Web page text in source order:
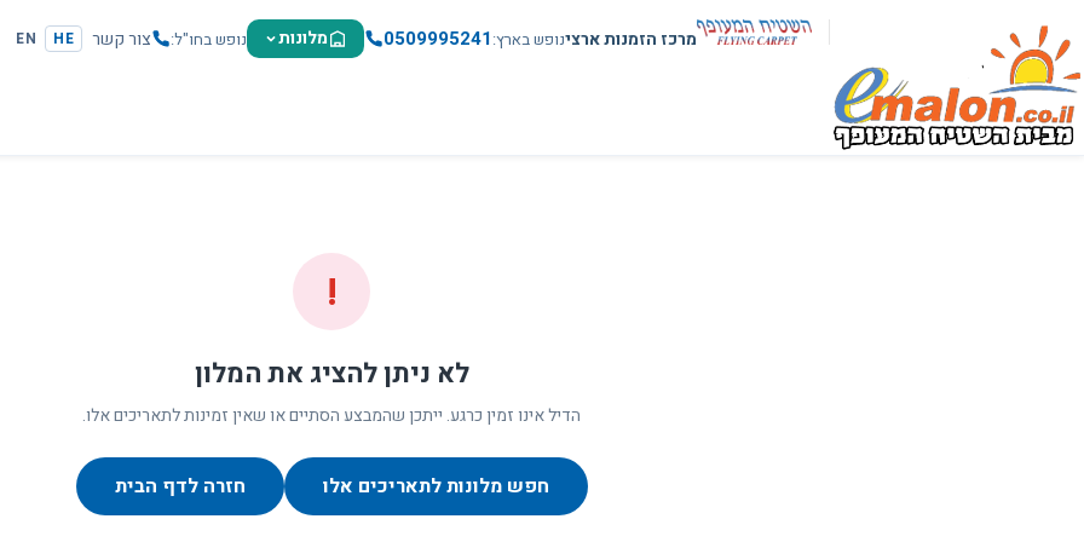
מרכז הזמנות ארצינופש בארץ 0509995241 מלונות נופש בחו"ל צור קשר HE
EN
!
לא ניתן להציג את המלון
הדיל אינו זמין כרגע. ייתכן שהמבצע הסתיים או שאין זמינות לתאריכים אלו.
חפש מלונות לתאריכים אלו חזרה לדף הבית